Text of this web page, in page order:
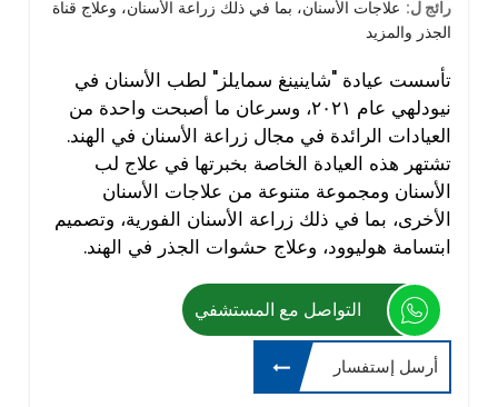
رائج ل: علاجات الأسنان، بما في ذلك زراعة الأسنان، وعلاج قناة
الجذر والمزيد
تأسست عيادة "شاينينغ سمايلز" لطب الأسنان في
نيودلهي عام ٢٠٢١، وسرعان ما أصبحت واحدة من
العيادات الرائدة في مجال زراعة الأسنان في الهند.
تشتهر هذه العيادة الخاصة بخبرتها في علاج لب
الأسنان ومجموعة متنوعة من علاجات الأسنان
الأخرى، بما في ذلك زراعة الأسنان الفورية، وتصميم
ابتسامة هوليوود، وعلاج حشوات الجذر في الهند.
التواصل مع المستشفي
أرسل إستفسار